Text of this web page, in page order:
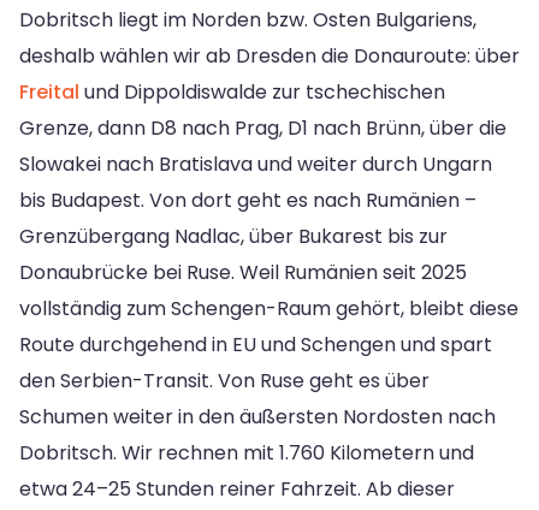
Dobritsch liegt im Norden bzw. Osten Bulgariens,
deshalb wählen wir ab Dresden die Donauroute: über
Freital und Dippoldiswalde zur tschechischen
Grenze, dann D8 nach Prag, D1 nach Brünn, über die
Slowakei nach Bratislava und weiter durch Ungarn
bis Budapest. Von dort geht es nach Rumänien –
Grenzübergang Nadlac, über Bukarest bis zur
Donaubrücke bei Ruse. Weil Rumänien seit 2025
vollständig zum Schengen-Raum gehört, bleibt diese
Route durchgehend in EU und Schengen und spart
den Serbien-Transit. Von Ruse geht es über
Schumen weiter in den äußersten Nordosten nach
Dobritsch. Wir rechnen mit 1.760 Kilometern und
etwa 24–25 Stunden reiner Fahrzeit. Ab dieser